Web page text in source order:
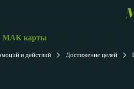
МАК карты
и действий Достижение целей